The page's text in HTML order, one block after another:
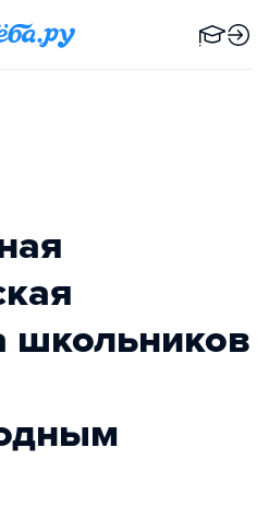
школьников